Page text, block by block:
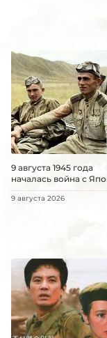
9 августа 1945 года
началась война с
9 августа 2026